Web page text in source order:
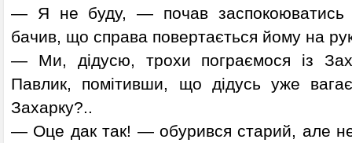
— Я не буду, — почав заспокоюватись
бачив, що справа повертається йому на
— Ми, дідусю, трохи пограємося із
Павлик, помітивши, що дідусь уже
Захарку?..
— Оце дак так! — обурився старий, але